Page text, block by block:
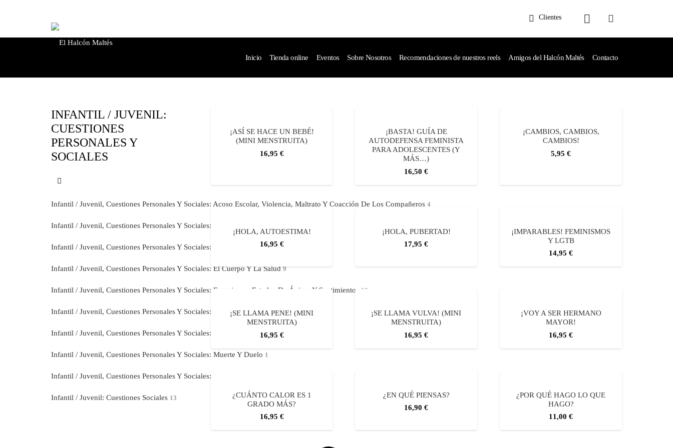
Clientes
productos
Inicio Tienda online Eventos Sobre Nosotros Recomendaciones de nuestros reels Amigos del Halcón Maltés Contacto
INFANTIL / JUVENIL:
CUESTIONES
PERSONALES Y
SOCIALES
productos
Infantil / Juvenil, Cuestiones Personales Y Sociales: Acoso Escolar, Violencia, Maltrato Y Coacción De Los Compañeros 4
Infantil / Juvenil, Cuestiones Personales Y Sociales: Afecciones Físicas Y Mentales
Infantil / Juvenil, Cuestiones Personales Y Sociales: Diversidad E Inclusión
Infantil / Juvenil, Cuestiones Personales Y Sociales: El Cuerpo Y La Salud9
Infantil / Juvenil, Cuestiones Personales Y Sociales: Emociones, Estados De Ánimo Y Sentimientos 12
Infantil / Juvenil, Cuestiones Personales Y Sociales: La Familia Y Sus Miembros9
Infantil / Juvenil, Cuestiones Personales Y Sociales: LGTBQ+
Infantil / Juvenil, Cuestiones Personales Y Sociales: Muerte Y Duelo 1
Infantil / Juvenil, Cuestiones Personales Y Sociales: Relaciones (no Familiares)
Infantil / Juvenil: Cuestiones Sociales 13
¡ASÍ SE HACE UN BEBÉ!
(MINI MENSTRUITA)
16,95 €
¡BASTA! GUÍA DE
AUTODEFENSA FEMINISTA
PARA ADOLESCENTES (Y
MÁS…)
16,50€
¡CAMBIOS, CAMBIOS,
CAMBIOS!
5,95€
¡HOLA, AUTOESTIMA!
16,95 €
¡HOLA, PUBERTAD!
17,95€
¡IMPARABLES! FEMINISMOS
Y LGTB
14,95€
¡SE LLAMA PENE! (MINI
MENSTRUITA)
16,95 €
¡SE LLAMA VULVA! (MINI
MENSTRUITA)
16,95€
¡VOY A SER HERMANO
MAYOR!
16,95€
¿CUÁNTO CALOR ES 1
GRADO MÁS?
16,95 €
¿EN QUÉ PIENSAS?
16,90€
¿POR QUÉ HAGO LO QUE
HAGO?
11,00€